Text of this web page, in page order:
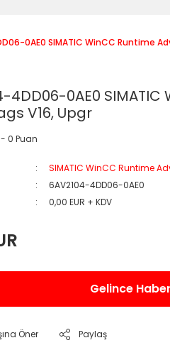
0AE0 SIMATIC WinCC Runtime
4DD06-0AE0
V16, Upgr
- 0 Puan
SIMATIC WinCC Runtime
6AV2104-4DD06-0AE0
0,00 EUR + KDV
Gelince
Öner Paylaş